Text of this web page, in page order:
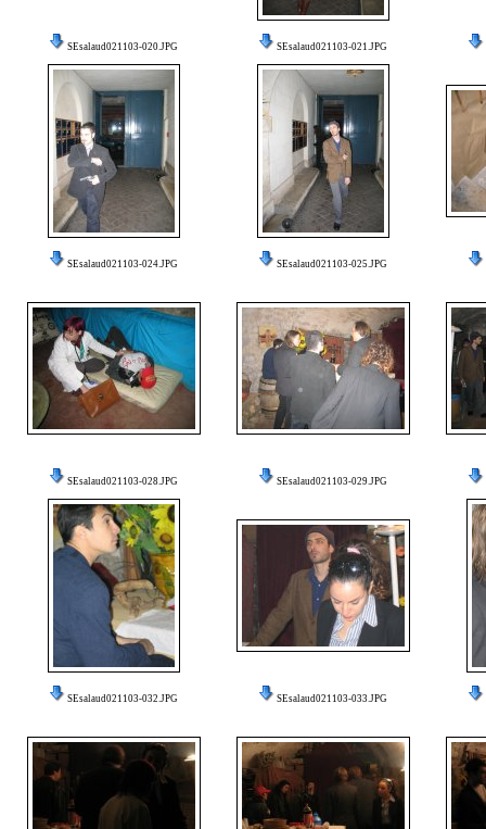
SEsalaud021103-020.JPG SEsalaud021103-021.JPG
SEsalaud021103-024.JPG SEsalaud021103-025.JPG
SEsalaud021103-028.JPG SEsalaud021103-029.JPG
SEsalaud021103-032.JPG SEsalaud021103-033.JPG